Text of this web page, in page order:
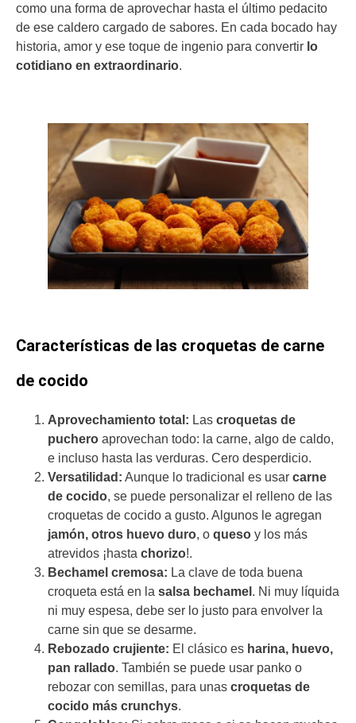
como una forma de aprovechar hasta el último pedacito
de ese caldero cargado de sabores. En cada bocado hay
historia, amor y ese toque de ingenio para convertir lo
cotidiano en extraordinario.
Características de las croquetas de carne
de cocido
Aprovechamiento total: Las croquetas de
puchero aprovechan todo: la carne, algo de caldo,
e incluso hasta las verduras. Cero desperdicio.
Versatilidad: Aunque lo tradicional es usar carne
de cocido, se puede personalizar el relleno de las
croquetas de cocido a gusto. Algunos le agregan
jamón, otros huevo duro, o queso y los más
atrevidos ¡hasta chorizo!.
Bechamel cremosa: La clave de toda buena
croqueta está en la salsa bechamel . Ni muy líquida
ni muy espesa, debe ser lo justo para envolver la
carne sin que se desarme.
Rebozado crujiente: El clásico es harina, huevo,
pan rallado. También se puede usar panko o
rebozar con semillas, para unas croquetas de
cocido más crunchys.